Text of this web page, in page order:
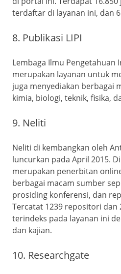
terdaftar di layanan ini, dan
8. Publikasi LIPI
Lembaga Ilmu Pengetahuan
merupakan layanan untuk
juga menyediakan berbagai
kimia, biologi, teknik, fisika,
9. Neliti
Neliti di kembangkan oleh
luncurkan pada April 2015.
merupakan penerbitan
berbagai macam sumber
prosiding konferensi, dan
Tercatat 1239 repositori dan
terindeks pada layanan ini
dan kajian.
10. Researchgate